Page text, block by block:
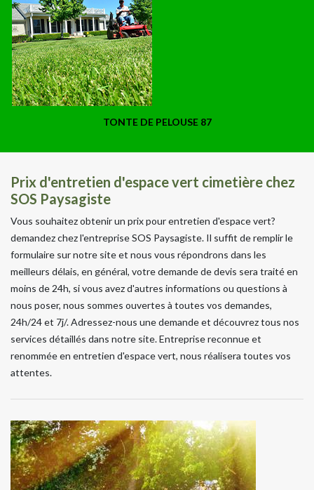
TONTE DE PELOUSE 87
Prix d'entretien d'espace vert cimetière chez
SOS Paysagiste
Vous souhaitez obtenir un prix pour entretien d'espace vert?
demandez chez l'entreprise SOS Paysagiste. Il suffit de remplir le
formulaire sur notre site et nous vous répondrons dans les
meilleurs délais, en général, votre demande de devis sera traité en
moins de 24h, si vous avez d'autres informations ou questions à
nous poser, nous sommes ouvertes à toutes vos demandes,
24h/24 et 7j/. Adressez-nous une demande et découvrez tous nos
services détaillés dans notre site. Entreprise reconnue et
renommée en entretien d'espace vert, nous réalisera toutes vos
attentes.